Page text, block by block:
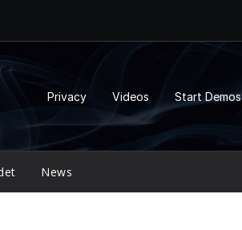
Privacy Videos Start Demos
News